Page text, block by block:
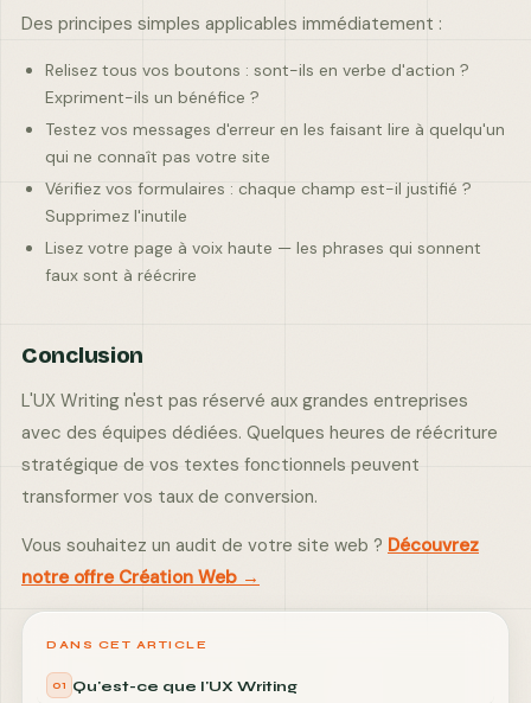
Des principes simples applicables immédiatement :
Relisez tous vos boutons : sont-ils en verbe d'action ?
Expriment-ils un bénéfice ?
Testez vos messages d'erreur en les faisant lire à quelqu'un
qui ne connaît pas votre site
Vérifiez vos formulaires : chaque champ est-il justifié ?
Supprimez l'inutile
Lisez votre page à voix haute — les phrases qui sonnent
faux sont à réécrire
Conclusion
L'UX Writing n'est pas réservé aux grandes entreprises
avec des équipes dédiées. Quelques heures de réécriture
stratégique de vos textes fonctionnels peuvent
transformer vos taux de conversion.
Vous souhaitez un audit de votre site web ? Découvrez
notre offre Création Web →
DANS CET ARTICLE
01 Qu'est-ce que l'UX Writing